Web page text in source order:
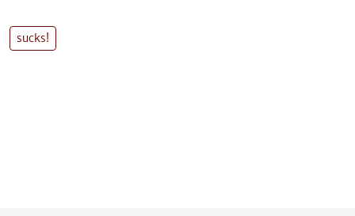
sucks!